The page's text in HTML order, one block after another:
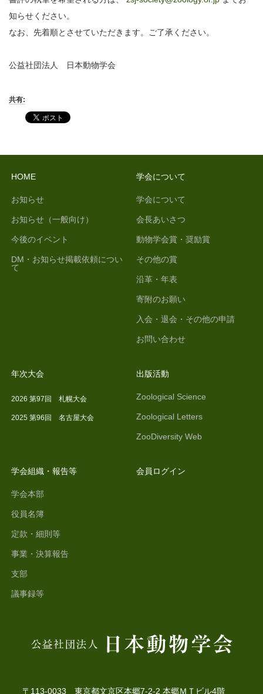
知らせください。
なお、先着順とさせていただきます。ご了承ください。
公益社団法人 日本動物学会
共有:
HOME
お知らせ
お知らせ（一般向け）
今後のイベント
DM・お知らせ掲載依頼につい
て
学会について
学会について
会長あいさつ
動物学会賞・奨励賞
その他の賞
沿革・年表
寄附のお願い
入会・退会・その他の申請
お問い合わせ
年次大会
2026 第97回 札幌大会
2025 第96回 名古屋大会
出版活動
Zoological Science
Zoological Letters
ZooDiversity Web
学会組織・報告等
学会本部
役員名簿
定款・細則等
事業・決算報告
支部
議事録等
会員ログイン
〒113-0033 東京都文京区本郷7-2-2 本郷ＭＴビル4階